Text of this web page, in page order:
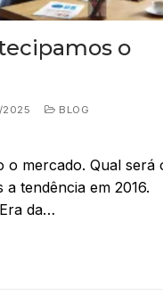
o
2025
BLOG
o mercado. Qual será
tendência em 2016.
da…